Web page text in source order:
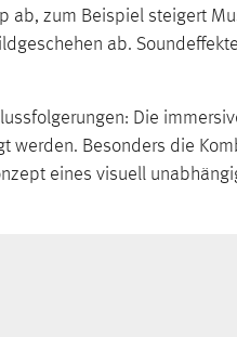
ab, zum Beispiel steigert
ab.
Die
Besonders die
eines visuell